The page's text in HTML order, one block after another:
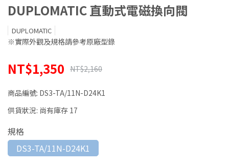
DUPLOMATIC 直動式電磁換向閥
DUPLOMATIC
※實際外觀及規格請參考原廠型錄
NT$1,350 NT$2,160
商品編號: DS3-TA/11N-D24K1
供貨狀況: 尚有庫存 17
規格
DS3-TA/11N-D24K1